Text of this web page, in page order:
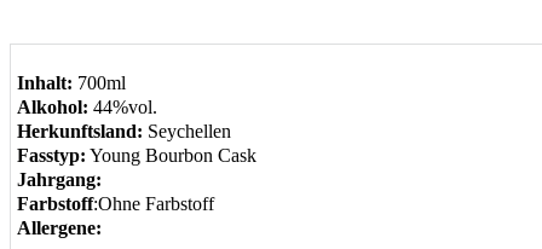
Inhalt: 700ml
Alkohol: 44%vol.
Herkunftsland: Seychellen
Fasstyp: Young Bourbon Cask
Jahrgang:
Farbstoff:Ohne Farbstoff
Allergene: